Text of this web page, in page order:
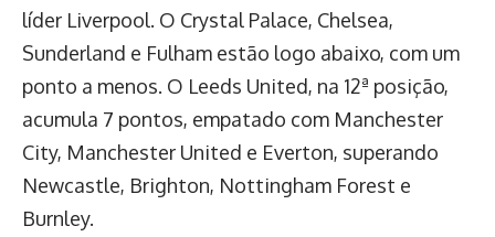
líder Liverpool. O Crystal Palace, Chelsea,
Sunderland e Fulham estão logo abaixo, com um
ponto a menos. O Leeds United, na 12ª posição,
acumula 7 pontos, empatado com Manchester
City, Manchester United e Everton, superando
Newcastle, Brighton, Nottingham Forest e
Burnley.